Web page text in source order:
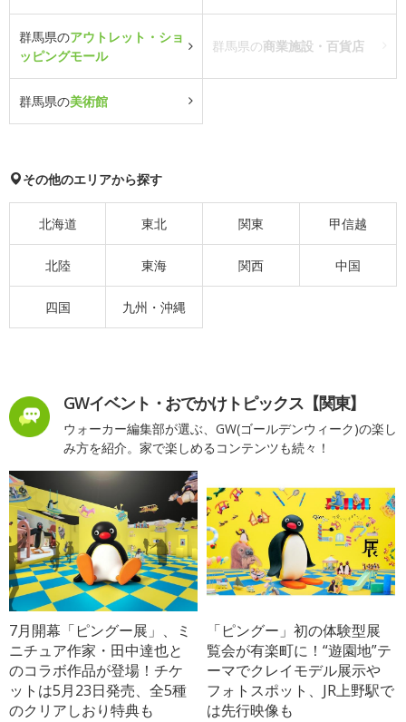
群馬県のアウトレット・ショ
ッピングモール
群馬県の商業施設・百貨店
群馬県の美術館
その他のエリアから探す
北海道 東北 関東 甲信越
北陸 東海 関西 中国
四国 九州・沖縄
GWイベント・おでかけトピックス【関東】
ウォーカー編集部が選ぶ、GW(ゴールデンウィーク)の楽し
み方を紹介。家で楽しめるコンテンツも続々！
7月開幕「ピングー展」、ミ
ニチュア作家・田中達也と
のコラボ作品が登場！チケ
ットは5月23日発売、全5種
のクリアしおり特典も
「ピングー」初の体験型展
覧会が有楽町に！“遊園地”テ
ーマでクレイモデル展示や
フォトスポット、JR上野駅で
は先行映像も